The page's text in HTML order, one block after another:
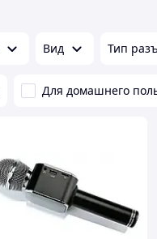
Вид Тип
Для домашнего